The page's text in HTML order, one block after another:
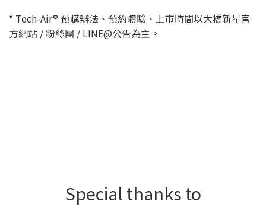
* Tech-Air® 預購辦法、預約體驗、上市時間以大橋新星官
方網站 / 粉絲團 / LINE@公告為主。
Special thanks to